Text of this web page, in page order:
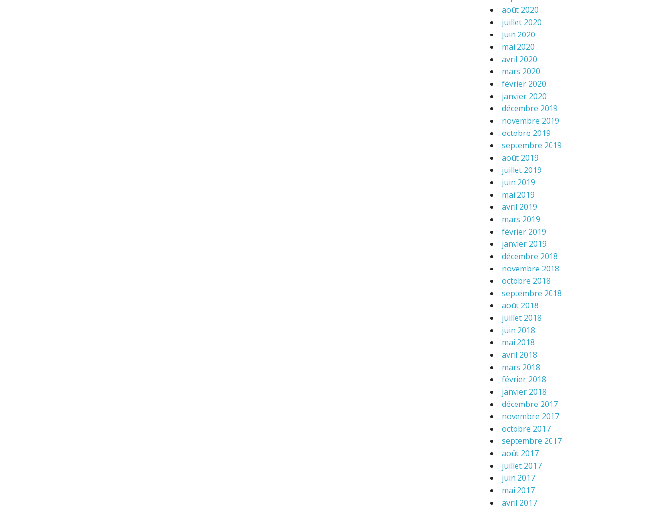
août 2020
juillet 2020
juin 2020
mai 2020
avril 2020
mars 2020
février 2020
janvier 2020
décembre 2019
novembre 2019
octobre 2019
septembre 2019
août 2019
juillet 2019
juin 2019
mai 2019
avril 2019
mars 2019
février 2019
janvier 2019
décembre 2018
novembre 2018
octobre 2018
septembre 2018
août 2018
juillet 2018
juin 2018
mai 2018
avril 2018
mars 2018
février 2018
janvier 2018
décembre 2017
novembre 2017
octobre 2017
septembre 2017
août 2017
juillet 2017
juin 2017
mai 2017
avril 2017